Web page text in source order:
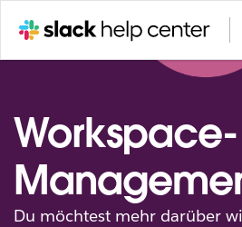
Workspace-
Du möchtest mehr darüber